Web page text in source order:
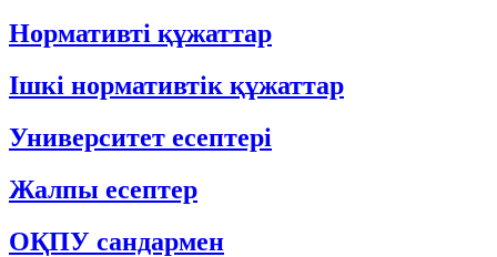
Нормативті құжаттар
Ішкі нормативтік құжаттар
Университет есептері
Жалпы есептер
ОҚПУ сандармен